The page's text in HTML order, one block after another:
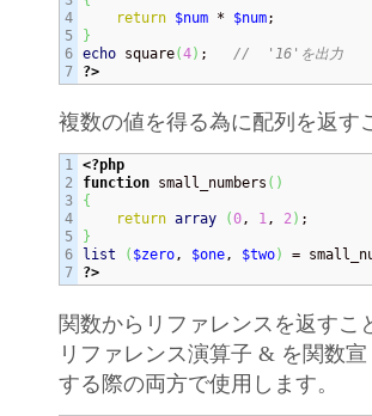
4
5
6
return $num * $num
}
echo square(4) ; //  '16'を出力
?>
複数の値を得る為に配列を返す
1
2
3
4
5
6
<?php
function small_numbers ( )
{
return array (0, 1, 2)
}
list
( $zero, $one, $two) =
?>
関数からリファレンスを返すこ
リファレンス演算子 & を関数
する際の両方で使用します。